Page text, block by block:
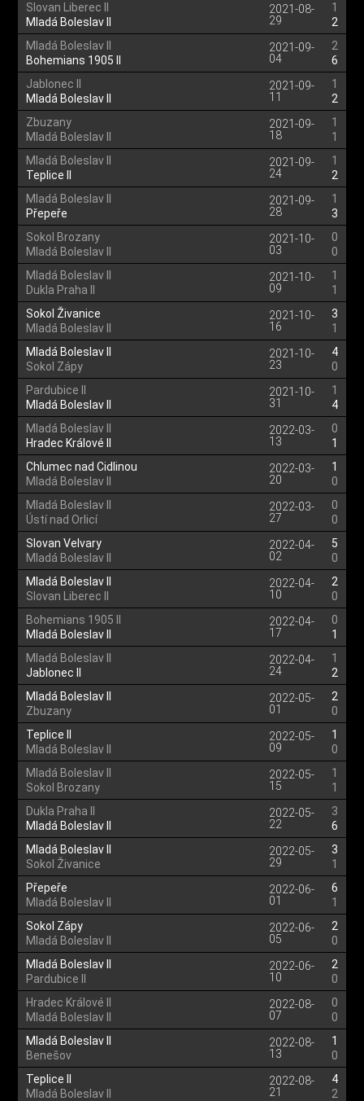
Slovan Liberec II
Mladá Boleslav II
2021-08-
29
1
2
Mladá Boleslav II
Bohemians 1905 II
2021-09-
04
2
6
Jablonec II
Mladá Boleslav II
2021-09-
11
1
2
Zbuzany
Mladá Boleslav II
2021-09-
18
1
1
Mladá Boleslav II
Teplice II
2021-09-
24
1
2
Mladá Boleslav II
Přepeře
2021-09-
28
1
3
Sokol Brozany
Mladá Boleslav II
2021-10-
03
0
0
Mladá Boleslav II
Dukla Praha II
2021-10-
09
1
1
Sokol Živanice
Mladá Boleslav II
2021-10-
16
3
1
Mladá Boleslav II
Sokol Zápy
2021-10-
23
4
0
Pardubice II
Mladá Boleslav II
2021-10-
31
1
4
Mladá Boleslav II
Hradec Králové II
2022-03-
13
0
1
Chlumec nad Cidlinou
Mladá Boleslav II
2022-03-
20
1
0
Mladá Boleslav II
Ústí nad Orlicí
2022-03-
27
0
0
Slovan Velvary
Mladá Boleslav II
2022-04-
02
5
0
Mladá Boleslav II
Slovan Liberec II
2022-04-
10
2
0
Bohemians 1905 II
Mladá Boleslav II
2022-04-
17
0
1
Mladá Boleslav II
Jablonec II
2022-04-
24
1
2
Mladá Boleslav II
Zbuzany
2022-05-
01
2
0
Teplice II
Mladá Boleslav II
2022-05-
09
1
0
Mladá Boleslav II
Sokol Brozany
2022-05-
15
1
1
Dukla Praha II
Mladá Boleslav II
2022-05-
22
3
6
Mladá Boleslav II
Sokol Živanice
2022-05-
29
3
1
Přepeře
Mladá Boleslav II
2022-06-
01
6
1
Sokol Zápy
Mladá Boleslav II
2022-06-
05
2
0
Mladá Boleslav II
Pardubice II
2022-06-
10
2
0
Hradec Králové II
Mladá Boleslav II
2022-08-
07
0
0
Mladá Boleslav II
Benešov
2022-08-
13
1
0
Teplice II
Mladá Boleslav II
2022-08-
21
4
2